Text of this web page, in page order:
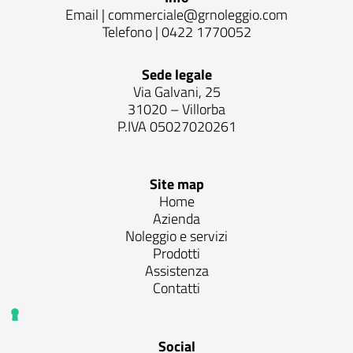
Email | commerciale@grnoleggio.com
Telefono |0422 1770052
Sede legale
Via Galvani, 25
31020 – Villorba
P.IVA 05027020261
Site map
Home
Azienda
Noleggio e servizi
Prodotti
Assistenza
Contatti
Social